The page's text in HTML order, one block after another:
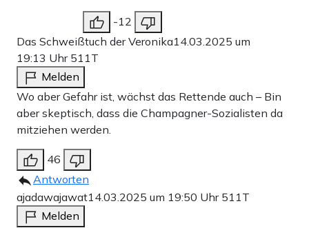
-12
Das Schweißtuch der Veronika14.03.2025 um
19:13 Uhr 511T
Melden
Wo aber Gefahr ist, wächst das Rettende auch – Bin
aber skeptisch, dass die Champagner-Sozialisten da
mitziehen werden.
46
Antworten
ajadawajawat14.03.2025 um 19:50 Uhr 511T
Melden